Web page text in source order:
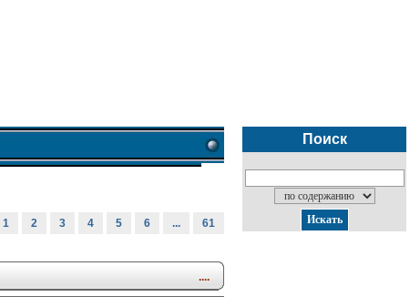
1 2 3 4 5 6 ... 61
....
Поиск